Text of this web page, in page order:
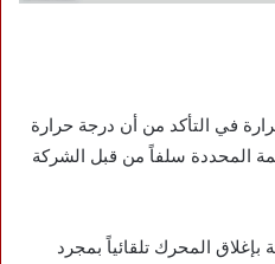
في التأكد من أن درجة حرارة
المحددة سلفاً من قبل الشركة
المحرك تلقائياً بمجرد